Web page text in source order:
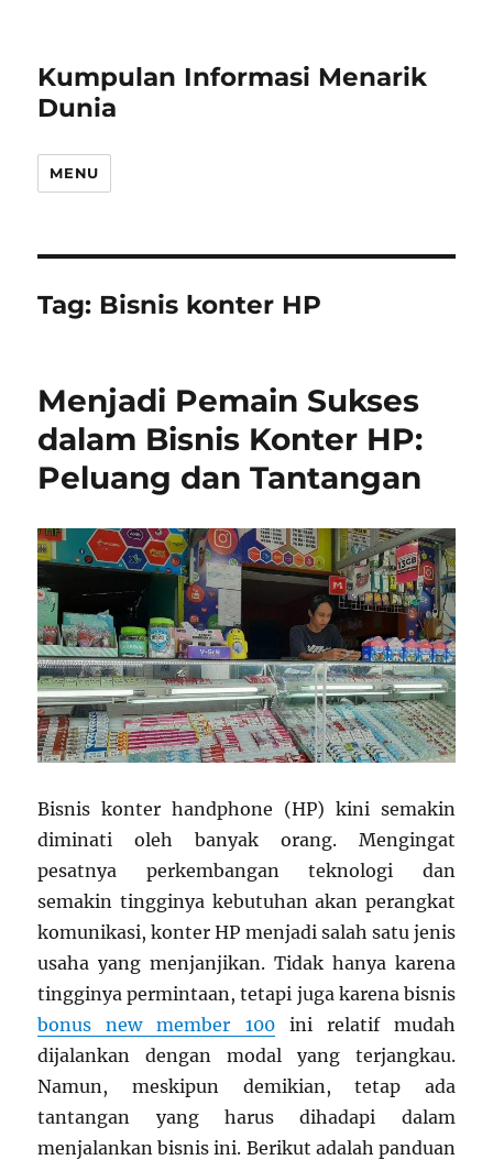
Kumpulan Informasi Menarik
Dunia
MENU
Tag: Bisnis konter HP
Menjadi Pemain Sukses
dalam Bisnis Konter HP:
Peluang dan Tantangan
Bisnis konter handphone (HP) kini semakin
diminati oleh banyak orang. Mengingat
pesatnya perkembangan teknologi dan
semakin tingginya kebutuhan akan perangkat
komunikasi, konter HP menjadi salah satu jenis
usaha yang menjanjikan. Tidak hanya karena
tingginya permintaan, tetapi juga karena bisnis
bonus new member 100ini relatif mudah
dijalankan dengan modal yang terjangkau.
Namun, meskipun demikian, tetap ada
tantangan yang harus dihadapi dalam
menjalankan bisnis ini. Berikut adalah panduan